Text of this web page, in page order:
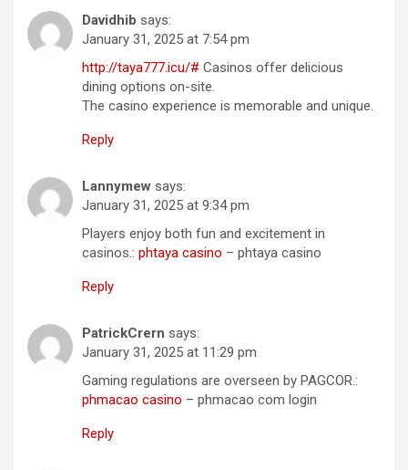
Davidhib says:
January 31, 2025 at 7:54 pm
http://taya777.icu/# Casinos offer delicious
dining options on-site.
The casino experience is memorable and unique.
Reply
Lannymew says:
January 31, 2025 at 9:34 pm
Players enjoy both fun and excitement in
casinos.: phtaya casino – phtaya casino
Reply
PatrickCrern says:
January 31, 2025 at 11:29 pm
Gaming regulations are overseen by PAGCOR.:
phmacao casino – phmacao com login
Reply